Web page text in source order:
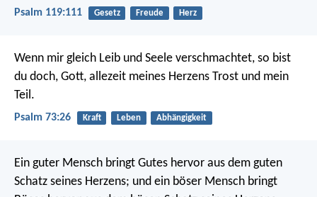
Psalm 119:111 Gesetz Freude Herz
Wenn mir gleich Leib und Seele verschmachtet, so bist
du doch, Gott, allezeit meines Herzens Trost und mein
Teil.
Psalm 73:26 Kraft Leben Abhängigkeit
Ein guter Mensch bringt Gutes hervor aus dem guten
Schatz seines Herzens; und ein böser Mensch bringt